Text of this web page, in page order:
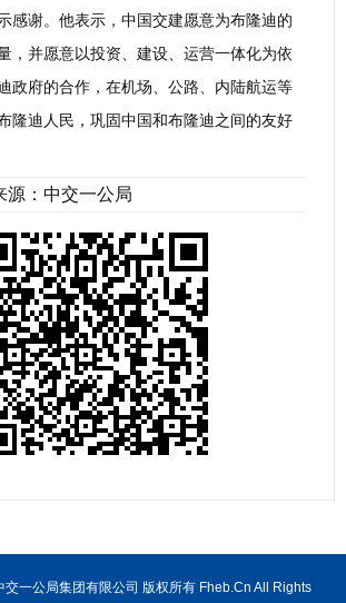
感谢。他表示，中国交建愿意为布隆迪的
，并愿意以投资、建设、运营一体化为依
政府的合作，在机场、公路、内陆航运等
隆迪人民，巩固中国和布隆迪之间的友好
：中交一公局
一公局集团有限公司 版权所有 Fheb.Cn All Rights